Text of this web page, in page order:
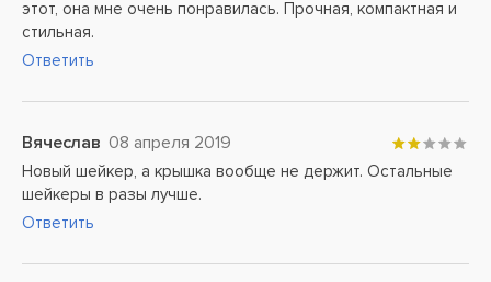
этот, она мне очень понравилась. Прочная, компактная и
стильная.
Ответить
Вячеслав 08 апреля 2019
Новый шейкер, а крышка вообще не держит. Остальные
шейкеры в разы лучше.
Ответить